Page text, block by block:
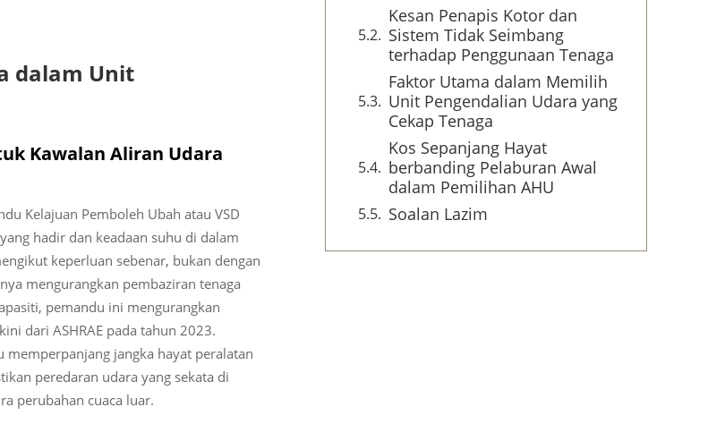
dalam Unit
Kawalan Aliran Udara
Kelajuan Pemboleh Ubah atau VSD
hadir dan keadaan suhu di dalam
keperluan sebenar, bukan dengan
mengurangkan pembaziran tenaga
pemandu ini mengurangkan
dari ASHRAE pada tahun 2023.
jangka hayat peralatan
peredaran udara yang sekata di
perubahan cuaca luar.
Kesan Penapis Kotor dan
Sistem Tidak Seimbang
terhadap Penggunaan Tenaga
Faktor Utama dalam Memilih
Unit Pengendalian Udara yang
Cekap Tenaga
Kos Sepanjang Hayat
berbanding Pelaburan Awal
dalam Pemilihan AHU
Soalan Lazim